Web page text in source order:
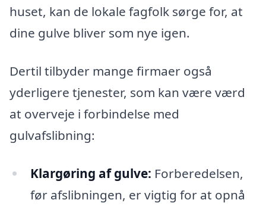
huset, kan de lokale fagfolk sørge for, at
dine gulve bliver som nye igen.
Dertil tilbyder mange firmaer også
yderligere tjenester, som kan være værd
at overveje i forbindelse med
gulvafslibning:
Klargøring af gulve: Forberedelsen,
før afslibningen, er vigtig for at opnå